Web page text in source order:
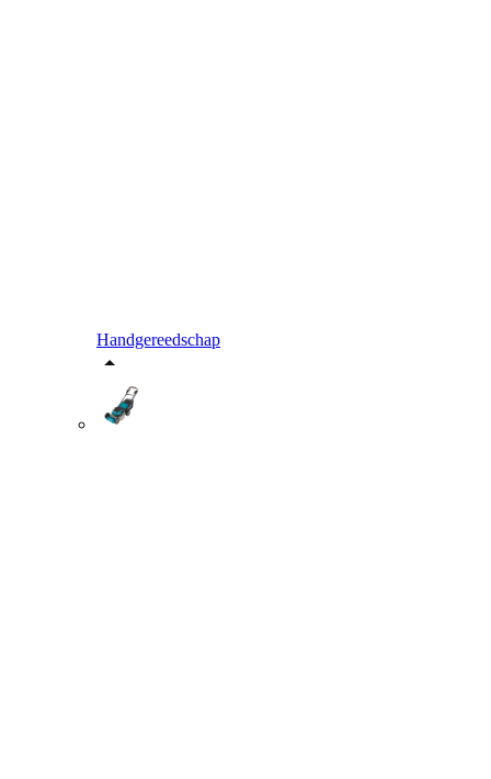
Handgereedschap